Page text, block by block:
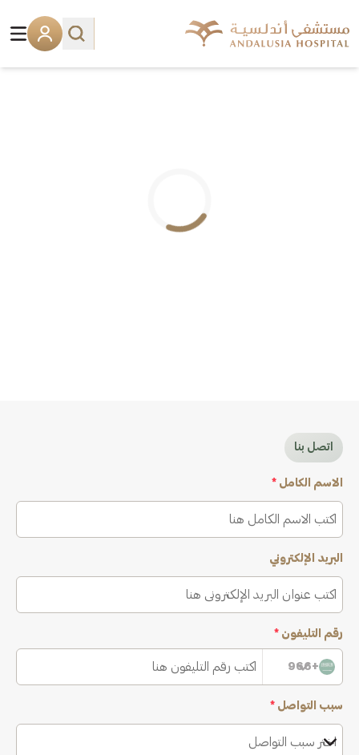
اتصل بنا
الاسم الكامل *
البريد الإلكتروني
رقم التليفون *
+966
سبب التواصل *
اختر سبب التواصل